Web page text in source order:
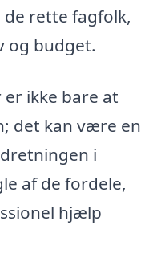
rette fagfolk,
og budget.
ikke bare at
det kan være en
i
af de fordele,
hjælp